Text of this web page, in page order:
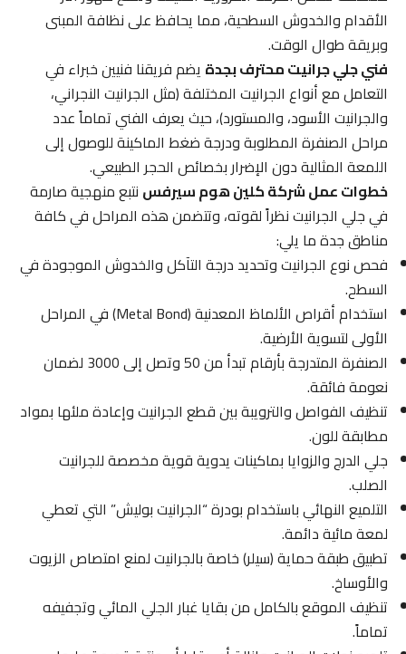
الأقدام والخدوش السطحية، مما يحافظ على نظافة المبنى
وبريقة طوال الوقت.
فني جلي جرانيت محترف بجدةيضم فريقنا فنيين خبراء في
التعامل مع أنواع الجرانيت المختلفة (مثل الجرانيت النجراني،
والجرانيت الأسود، والمستورد)، حيث يعرف الفني تماماً عدد
مراحل الصنفرة المطلوبة ودرجة ضغط الماكينة للوصول إلى
اللمعة المثالية دون الإضرار بخصائص الحجر الطبيعي.
خطوات عمل شركة كلين هوم سيرفسنتبع منهجية صارمة
في جلي الجرانيت نظراً لقوته، وتتضمن هذه المراحل في كافة
مناطق جدة ما يلي:
فحص نوع الجرانيت وتحديد درجة التآكل والخدوش الموجودة في
السطح.
استخدام أقراص الألماظ المعدنية (Metal Bond) في المراحل
الأولى لتسوية الأرضية.
الصنفرة المتدرجة بأرقام تبدأ من 50 وتصل إلى 3000 لضمان
نعومة فائقة.
تنظيف الفواصل والترويبة بين قطع الجرانيت وإعادة ملئها بمواد
مطابقة للون.
جلي الدرج والزوايا بماكينات يدوية قوية مخصصة للجرانيت
الصلب.
التلميع النهائي باستخدام بودرة “الجرانيت بوليش” التي تعطي
لمعة مائية دائمة.
تطبيق طبقة حماية (سيلر) خاصة بالجرانيت لمنع امتصاص الزيوت
والأوساخ.
تنظيف الموقع بالكامل من بقايا غبار الجلي المائي وتجفيفه
تماماً.